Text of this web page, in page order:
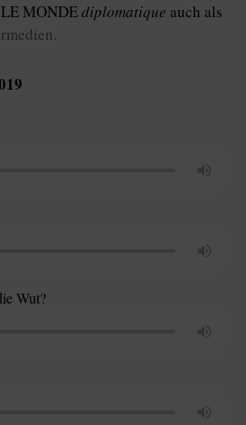
MONDEdiplomatique auch als
Wut?